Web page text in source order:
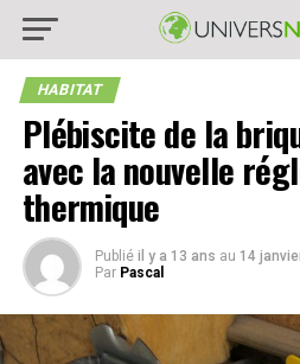
HABITAT
Plébiscite de la
avec la nouvelle
thermique
Publié il y a 13 ans au 14
Par Pascal